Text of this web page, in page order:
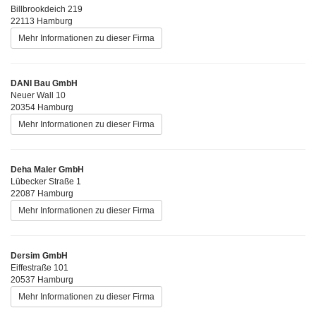
Billbrookdeich 219
22113 Hamburg
Mehr Informationen zu dieser Firma
DANI Bau GmbH
Neuer Wall 10
20354 Hamburg
Mehr Informationen zu dieser Firma
Deha Maler GmbH
Lübecker Straße 1
22087 Hamburg
Mehr Informationen zu dieser Firma
Dersim GmbH
Eiffestraße 101
20537 Hamburg
Mehr Informationen zu dieser Firma